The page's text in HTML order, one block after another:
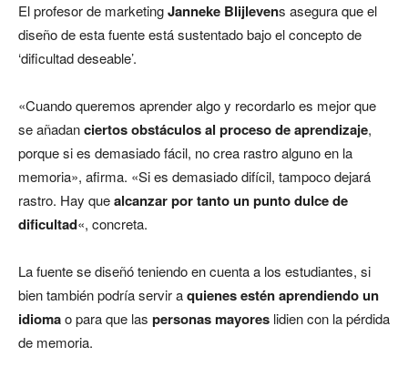
El profesor de marketingJanneke Blijlevens asegura que el
diseño de esta fuente está sustentado bajo el concepto de
‘dificultad deseable’.
«Cuando queremos aprender algo y recordarlo es mejor que
se añadanciertos obstáculos al proceso de aprendizaje,
porque si es demasiado fácil, no crea rastro alguno en la
memoria», afirma. «Si es demasiado difícil, tampoco dejará
rastro. Hay quealcanzar por tanto un punto dulce de
dificultad«, concreta.
La fuente se diseñó teniendo en cuenta a los estudiantes, si
bien también podría servir aquienes estén aprendiendo un
idiomao para que las personas mayores lidien con la pérdida
de memoria.